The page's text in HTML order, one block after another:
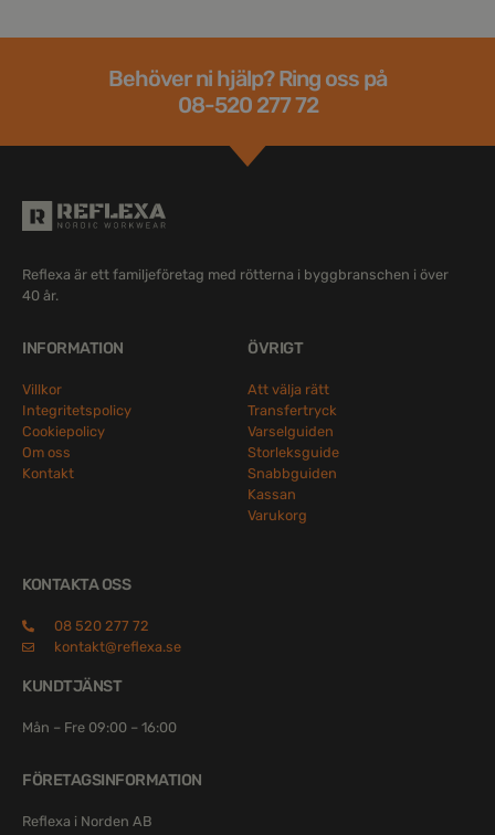
Behöver ni hjälp? Ring oss på
08-520 277 72
Reflexa är ett familjeföretag med rötterna i byggbranschen i över
40 år.
INFORMATION
Villkor
Integritetspolicy
Cookiepolicy
Om oss
Kontakt
ÖVRIGT
Att välja rätt
Transfertryck
Varselguiden
Storleksguide
Snabbguiden
Kassan
Varukorg
KONTAKTA OSS
08 520 277 72
kontakt@reflexa.se
KUNDTJÄNST
Mån – Fre 09:00 – 16:00
FÖRETAGSINFORMATION
Reflexa i Norden AB